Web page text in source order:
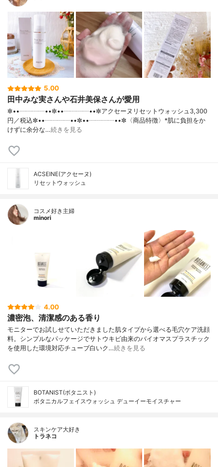
5.00
田中みな実さんや石井美保さんが愛用
✼••┈┈┈┈••✼••┈┈┈┈••✼アクセーヌリセットウォッシュ3,300
円／税込✼••┈┈┈┈••✼••┈┈┈┈••✼〈商品特徴〉*肌に負担をか
けずに余分な…続きを見る
ACSEINE(アクセーヌ)
リセットウォッシュ
コスメ好き主婦
minori
4.00
濃密泡、清潔感のある香り
モニターでお試しせていただきました肌タイプから選べる毛穴ケア洗顔
料。シンプルなパッケージでサトウキビ由来のバイオマスプラスチック
を使用した環境対応チューブ白いク…続きを見る
BOTANIST(ボタニスト)
ボタニカルフェイスウォッシュ デューイーモイスチャー
スキンケア大好き
トラネコ